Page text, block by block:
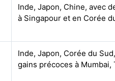
Inde, Japon, Chine, avec
à Singapour et en Corée
Inde, Japon, Corée du
gains précoces à Mumbai,